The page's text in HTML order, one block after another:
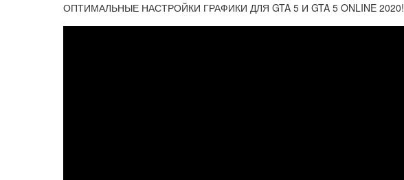
ОПТИМАЛЬНЫЕ НАСТРОЙКИ ГРАФИКИ ДЛЯ GTA 5 И GTA 5 ONLINE 2020!